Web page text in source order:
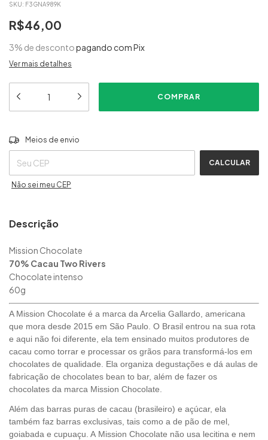
SKU: F3GNA989K
R$46,00
3% de descontopagando com Pix
Ver mais detalhes
Entregas para o CEP:
Meios de envio
CALCULAR
Não sei meu CEP
Descrição
Mission Chocolate
70% Cacau Two Rivers
Chocolate intenso
60g
A Mission Chocolate é a marca da Arcelia Gallardo, americana
que mora desde 2015 em São Paulo. O Brasil entrou na sua rota
e aqui não foi diferente, ela tem ensinado muitos produtores de
cacau como torrar e processar os grãos para transformá-los em
chocolates de qualidade. Ela organiza degustações e dá aulas de
fabricação de chocolates bean to bar, além de fazer os
chocolates da marca Mission Chocolate
Além das barras puras de cacau (brasileiro) e açúcar, ela
também faz barras exclusivas, tais como a de pão de mel,
goiabada e cupuaçu. A Mission Chocolate não usa lecitina e nem